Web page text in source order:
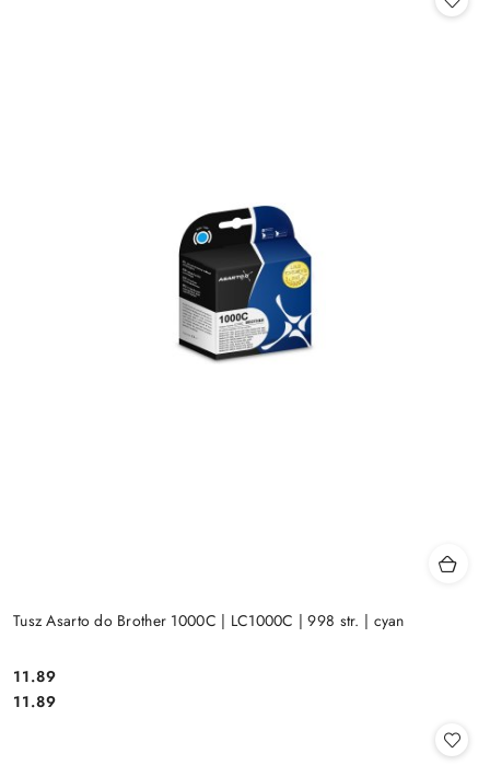
Tusz Asarto do Brother 1000C | LC1000C | 998 str. | cyan
Cena:
11.89
Cena:
11.89